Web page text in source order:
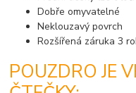
Dobře omyvatelné
Neklouzavý povrch
Rozšířená záruka 3
POUZDRO JE